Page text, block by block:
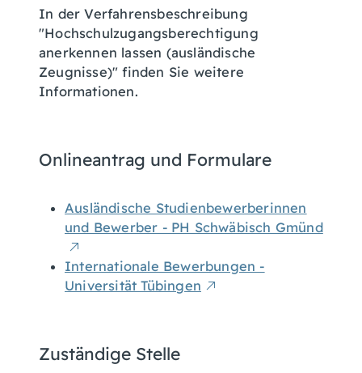
In der Verfahrensbeschreibung
"Hochschulzugangsberechtigung
anerkennen lassen (ausländische
Zeugnisse)" finden Sie weitere
Informationen.
Onlineantrag und Formulare
Ausländische Studienbewerberinnen
und Bewerber - PH Schwäbisch Gmünd
Internationale Bewerbungen -
Universität Tübingen
Zuständige Stelle